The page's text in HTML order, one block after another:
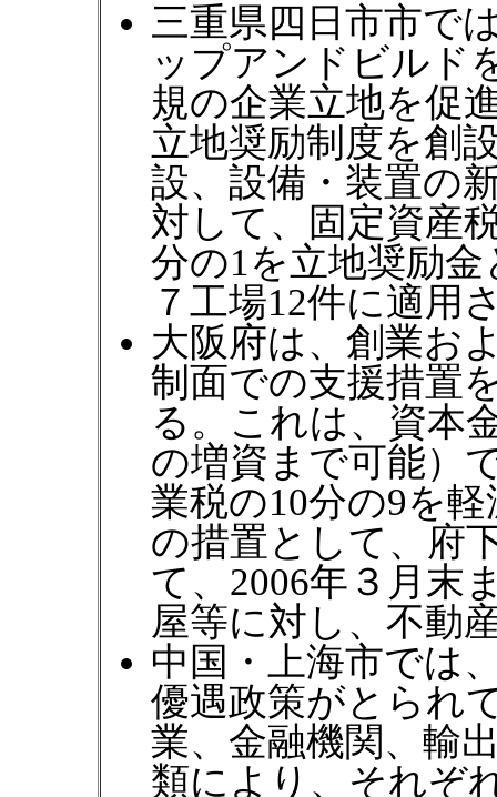
三重県四日市市で
ップアンドビルド
規の企業立地を促
立地奨励制度を創
設、設備・装置の
対して、固定資産
分の1を立地奨励
７工場12件に適用
大阪府は、創業お
制面での支援措置
る。これは、資本
の増資まで可能）
業税の10分の9を
の措置として、府
て、2006年３月末
屋等に対し、不動
中国・上海市では
優遇政策がとられ
業、金融機関、輸
類により、それぞ